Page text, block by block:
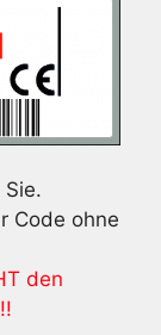
Code ohne
den